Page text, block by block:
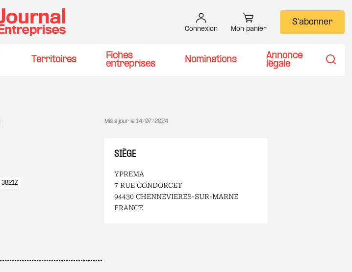
Connexion Mon panier
S'abonner
Territoires
Fiches
entreprises
Nominations
Annonce
légale
3821Z
Mis à jour le 14/07/2024
SIÈGE
YPREMA
7 RUE CONDORCET
94430 CHENNEVIERES-SUR-MARNE
FRANCE